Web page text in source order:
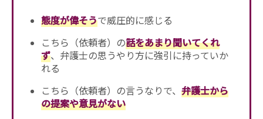
態度が偉そうで威圧的に感じる
こちら（依頼者）の話をあまり聞いてくれ
ず、弁護士の思うやり方に強引に持っていか
れる
こちら（依頼者）の言うなりで、 弁護士から
の提案や意見がない